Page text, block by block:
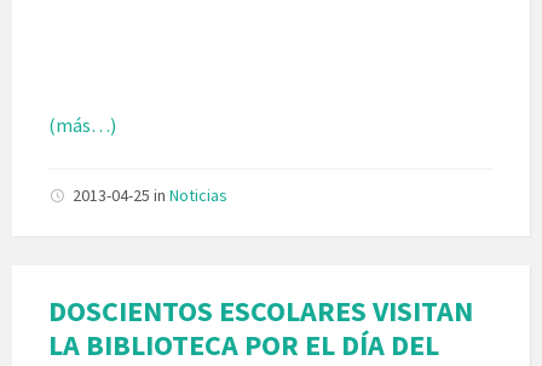
(más…)
2013-04-25 in Noticias
DOSCIENTOS ESCOLARES VISITAN
LA BIBLIOTECA POR EL DÍA DEL